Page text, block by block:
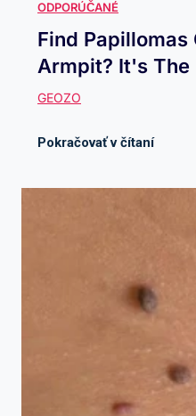
Find Papillomas
Armpit? It's The